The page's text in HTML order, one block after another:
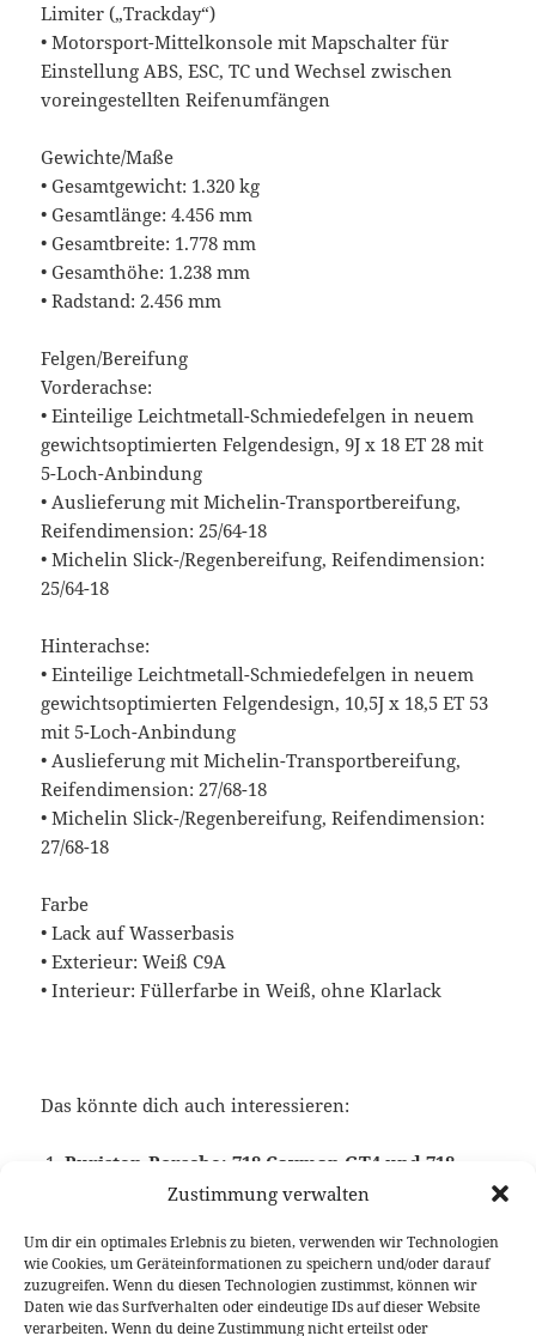
Zustimmung verwalten
Um dir ein optimales Erlebnis zu bieten, verwenden wir Technologien
wie Cookies, um Geräteinformationen zu speichern und/oder darauf
zuzugreifen. Wenn du diesen Technologien zustimmst, können wir
Daten wie das Surfverhalten oder eindeutige IDs auf dieser Website
verarbeiten. Wenn du deine Zustimmung nicht erteilst oder
Limiter („Trackday“)
• Motorsport-Mittelkonsole mit Mapschalter für
Einstellung ABS, ESC, TC und Wechsel zwischen
voreingestellten Reifenumfängen
Gewichte/Maße
• Gesamtgewicht: 1.320 kg
• Gesamtlänge: 4.456 mm
• Gesamtbreite: 1.778 mm
• Gesamthöhe: 1.238 mm
• Radstand: 2.456 mm
Felgen/Bereifung
Vorderachse:
• Einteilige Leichtmetall-Schmiedefelgen in neuem
gewichtsoptimierten Felgendesign, 9J x 18 ET 28 mit
5-Loch-Anbindung
• Auslieferung mit Michelin-Transportbereifung,
Reifendimension: 25/64-18
• Michelin Slick-/Regenbereifung, Reifendimension:
25/64-18
Hinterachse:
• Einteilige Leichtmetall-Schmiedefelgen in neuem
gewichtsoptimierten Felgendesign, 10,5J x 18,5 ET 53
mit 5-Loch-Anbindung
• Auslieferung mit Michelin-Transportbereifung,
Reifendimension: 27/68-18
• Michelin Slick-/Regenbereifung, Reifendimension:
27/68-18
Farbe
• Lack auf Wasserbasis
• Exterieur: Weiß C9A
• Interieur: Füllerfarbe in Weiß, ohne Klarlack
Das könnte dich auch interessieren:
Puristen-Porsche: 718 Cayman GT4 und 718
Veröffentlicht
am
4. Januar 2019 Autor
Larissa Rutkowski Kategorien
News Schlagwörter
Porsche,
Porsche Cayman GT4